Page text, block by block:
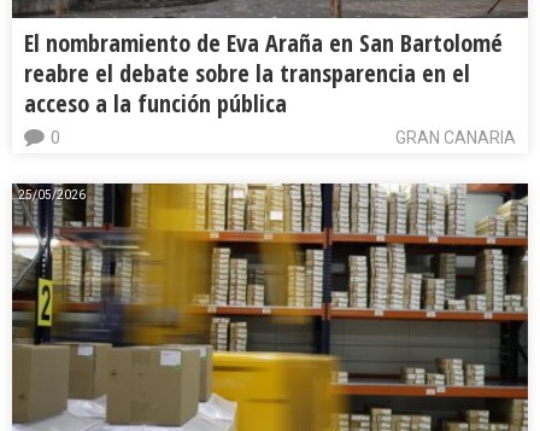
El nombramiento de Eva Araña en San Bartolomé
reabre el debate sobre la transparencia en el
acceso a la función pública
GRAN CANARIA
0
25/05/2026